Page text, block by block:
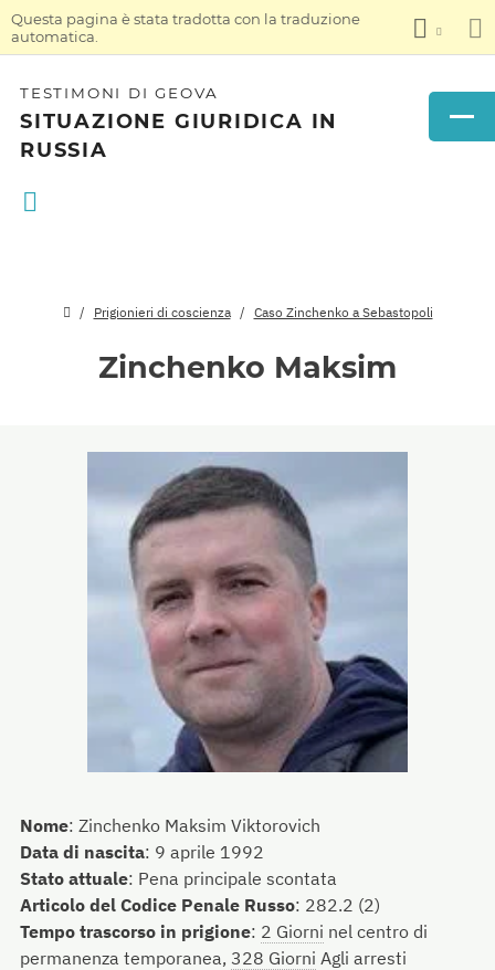
Questa pagina è stata tradotta con la traduzione
automatica.
TESTIMONI DI GEOVA
SITUAZIONE GIURIDICA IN
RUSSIA
Prigionieri di coscienza Caso Zinchenko a Sebastopoli
Zinchenko Maksim
Nome: Zinchenko Maksim Viktorovich
Data di nascita: 9 aprile 1992
Stato attuale: Pena principale scontata
Articolo del Codice Penale Russo: 282.2 (2)
Tempo trascorso in prigione: 2 Giorni nel centro di
permanenza temporanea, 328 Giorni Agli arresti